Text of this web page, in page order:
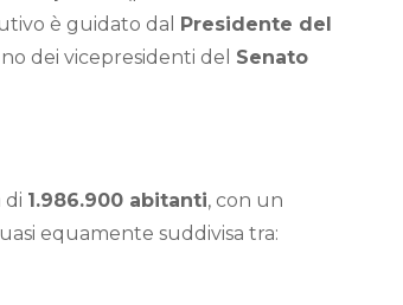
è guidato dal
Presidente del
dei vicepresidenti del Senato
di 1.986.900 abitanti, con un
equamente suddivisa tra: